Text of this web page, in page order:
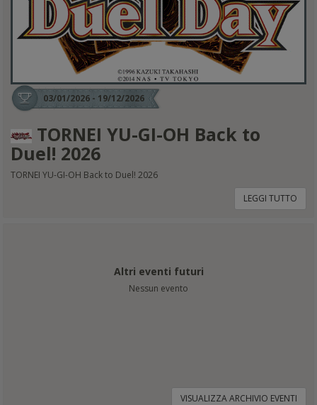
03/01/2026 - 19/12/2026
TORNEI YU-GI-OH Back to
Duel! 2026
TORNEI YU-GI-OH Back to Duel! 2026
LEGGI TUTTO
Altri eventi futuri
Nessun evento
VISUALIZZA ARCHIVIO EVENTI